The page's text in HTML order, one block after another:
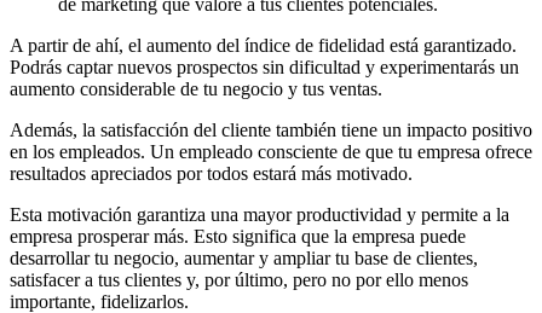
A partir de ahí, el aumento del índice de fidelidad está garantizado.
Podrás captar nuevos prospectos sin dificultad y experimentarás un
aumento considerable de tu negocio y tus ventas.
Además, la satisfacción del cliente también tiene un impacto positivo
en los empleados. Un empleado consciente de que tu empresa ofrece
resultados apreciados por todos estará más motivado.
Esta motivación garantiza una mayor productividad y permite a la
empresa prosperar más. Esto significa que la empresa puede
desarrollar tu negocio, aumentar y ampliar tu base de clientes,
satisfacer a tus clientes y, por último, pero no por ello menos
importante, fidelizarlos.